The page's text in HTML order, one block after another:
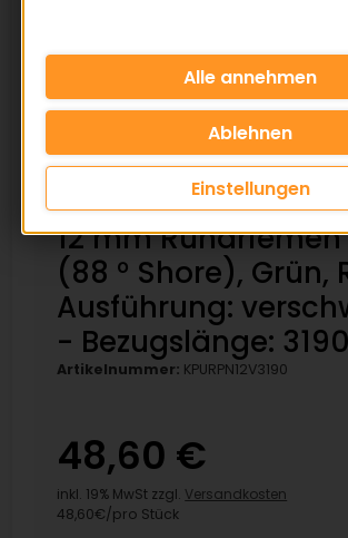
12 mm Rundriemen
(88 ° Shore), Grün,
Ausführung:
- Bezugslänge:
Artikelnummer: KPURPN12V3190
48,60 €
inkl. 19% MwSt zzgl. Versandkosten
48,60€/pro Stück
Einstellungen